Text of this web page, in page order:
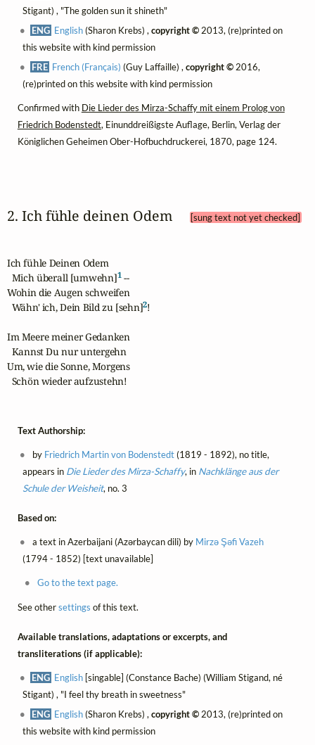
Stigant) , "The golden sun it shineth"
ENG English(Sharon Krebs) ,copyright © 2013, (re)printed on
this website with kind permission
FRE French (Français) (Guy Laffaille) ,copyright © 2016,
(re)printed on this website with kind permission
Confirmed with Die Lieder des Mirza-Schaffy mit einem Prolog von
Friedrich Bodenstedt, Einunddreißigste Auflage, Berlin, Verlag der
Königlichen Geheimen Ober-Hofbuchdruckerei, 1870, page 124.
2. Ich fühle deinen Odem [sung text not yet checked]
Ich fühle Deinen Odem
  Mich überall [umwehn]
1 --
Wohin die Augen schweifen
  Wähn' ich, Dein Bild zu [sehn]
2!
Im Meere meiner Gedanken
  Kannst Du nur untergehn
Um, wie die Sonne, Morgens
  Schön wieder aufzustehn!
Text Authorship:
by Friedrich Martin von Bodenstedt(1819 - 1892), no title,
appears in Die Lieder des Mirza-Schaffy, in Nachklänge aus der
Schule der Weisheit, no. 3
Based on:
a text in Azerbaijani (Azərbaycan dili) by Mirzə Şəfi Vazeh
(1794 - 1852) [text unavailable]
Go to the text page.
See othersettings of this text.
Available translations, adaptations or excerpts, and
transliterations (if applicable):
ENG English [singable] (Constance Bache) (William Stigand, né
Stigant) , "I feel thy breath in sweetness"
ENG English(Sharon Krebs) ,copyright © 2013, (re)printed on
this website with kind permission